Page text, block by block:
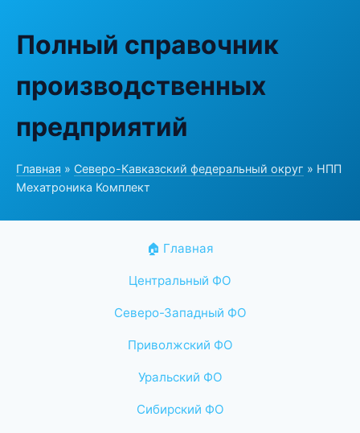
Полный справочник
производственных
предприятий
Главная » Северо-Кавказский федеральный округ » НПП
Мехатроника Комплект
🏠 Главная
Центральный ФО
Северо-Западный ФО
Приволжский ФО
Уральский ФО
Сибирский ФО